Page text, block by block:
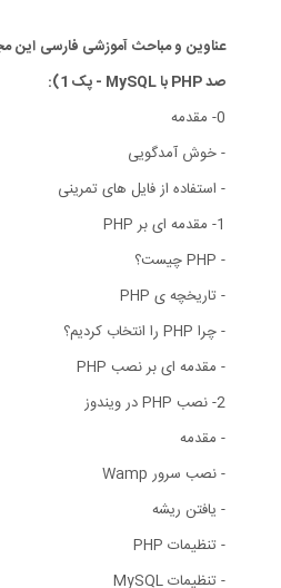
عناوین و مباحث آموزشی فارسی این
صد PHP با MySQL - پک 1):
0- مقدمه
- خوش آمدگویی
- استفاده از فایل های تمرینی
1- مقدمه ای بر PHP
- PHP چیست؟
- تاریخچه ی PHP
- چرا PHP را انتخاب کردیم؟
- مقدمه ای بر نصب PHP
2- نصب PHP در ویندوز
- مقدمه
- نصب سرور Wamp
- یافتن ریشه
- تنظیمات PHP
- تنظیمات MySQL